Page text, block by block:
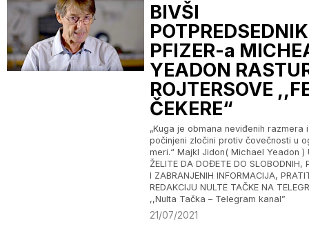
BIVŠI
POTPREDSEDNIK
PFIZER-a
YEADON
ROJTERSOVE
ČEKERE“
„Kuga je obmana neviđenih razmera
počinjeni zločini protiv čovečnosti u
meri.“ Majkl Jidon( Michael Yeadon )
ŽELITE DA DOĐETE DO SLOBODNIH,
I ZABRANJENIH INFORMACIJA,
REDAKCIJU NULTE TAČKE NA
,,Nulta Tačka – Telegram kanal”
21/07/2021